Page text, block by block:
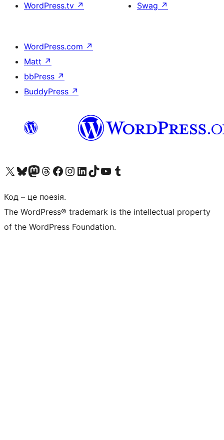
WordPress.tv ↗
Swag ↗
WordPress.com ↗
Matt ↗
bbPress ↗
BuddyPress ↗
Visit our X (formerly Twitter) account
Visit our Bluesky account
Завітайте до нашої стрічки в Mastodon
Visit our Threads account
Завітайте на нашу сторінку в Facebook
Visit our Instagram account
Visit our LinkedIn account
Visit our TikTok account
Visit our YouTube channel
Visit our Tumblr account
Код – це поезія.
The WordPress® trademark is the intellectual property
of the WordPress Foundation.